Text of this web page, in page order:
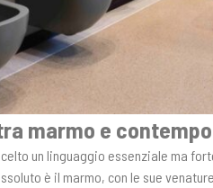
marmo e
un linguaggio essenziale ma
è il marmo, con le sue